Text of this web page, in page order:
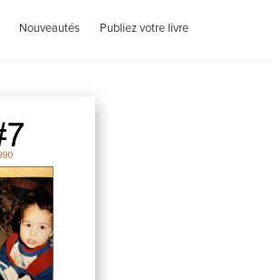
Nouveautés Publiez votre livre